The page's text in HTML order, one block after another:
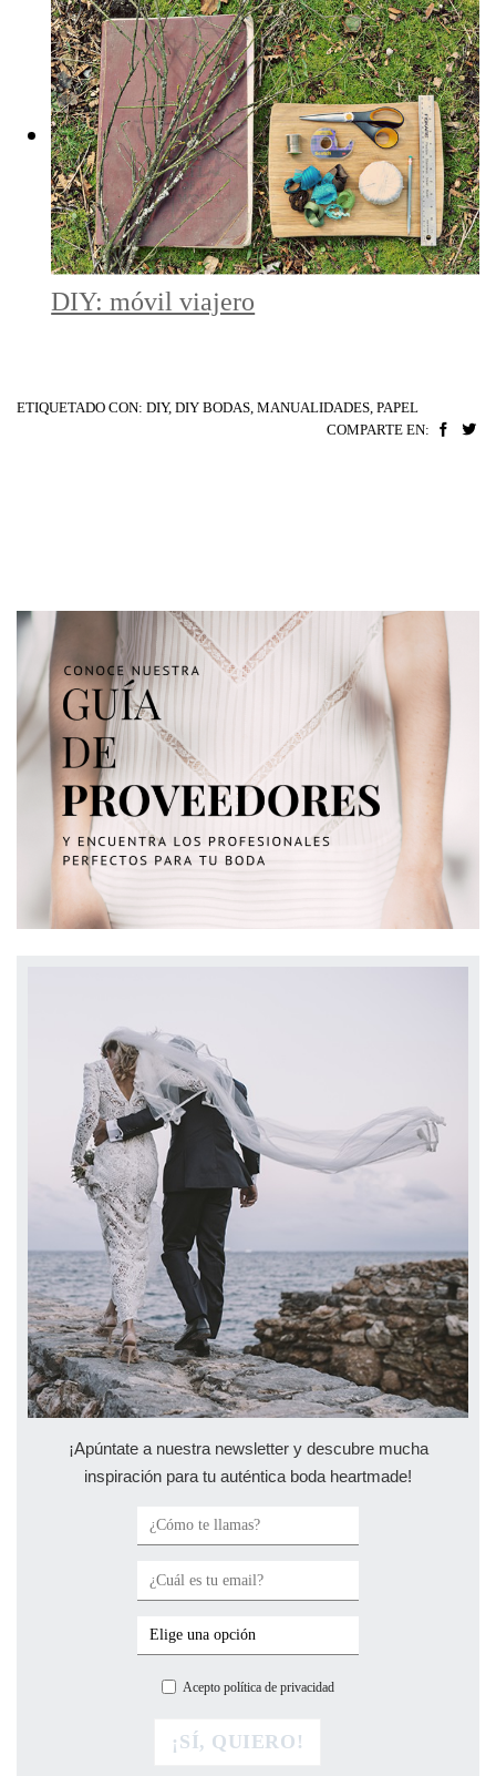
DIY: móvil viajero
ETIQUETADO CON: DIY, DIY BODAS MANUALIDADES PAPEL
COMPARTE EN:
¡Apúntate a nuestra newsletter y descubre mucha
inspiración para tu auténtica boda heartmade!
Acepto política de privacidad